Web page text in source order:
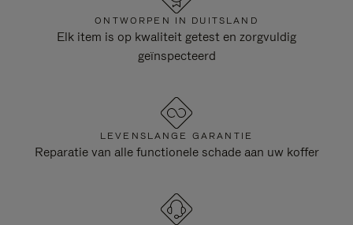
ONTWORPEN IN DUITSLAND
Elk item is op kwaliteit getest en zorgvuldig
geïnspecteerd
LEVENSLANGE GARANTIE
Reparatie van alle functionele schade aan uw koffer